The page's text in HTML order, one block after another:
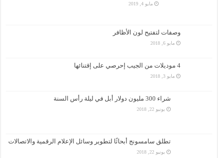
مايو 4, 2019
وصفات لتفتيح لون الأظافر
مايو 6, 2018
4 موديلات من الجيب إحرصي على إقتنائها
مايو 3, 2018
شراء 300 مليون دولار أبل في ليلة رأس السنة
يونيو 22, 2018
تطلق سامسونج أبحاثًا لتطوير وسائل الإعلام الرقمية والاتصالات
يونيو 22, 2018